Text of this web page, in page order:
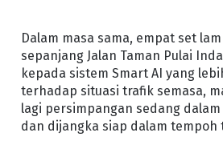
Dalam masa sama, empat set
sepanjang Jalan Taman Pulai
kepada sistem Smart AI yang
terhadap situasi trafik semasa,
lagi persimpangan sedang
dan dijangka siap dalam tempoh